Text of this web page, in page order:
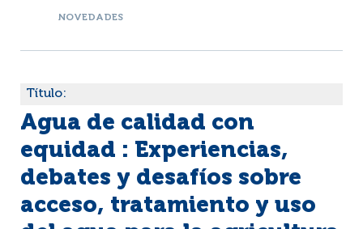
NOVEDADES
Título:
Agua de calidad con
equidad : Experiencias,
debates y desafíos sobre
acceso, tratamiento y uso